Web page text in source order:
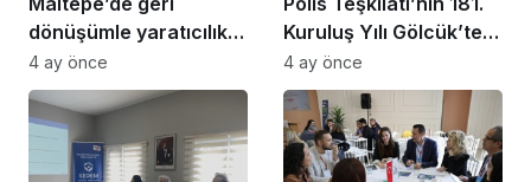
dönüşümle yaratıcılık
buluştu
4 ay önce
Kuruluş Yılı Gölcük’te
Törenle Kutlandı
4 ay önce